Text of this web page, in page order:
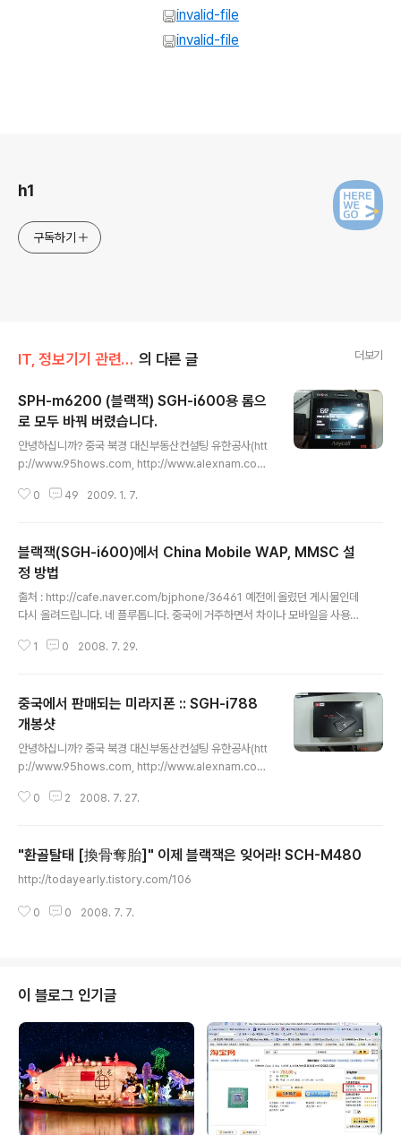
invalid-file
invalid-file
h1
구독하기
IT, 정보기기 관련/블랙잭, m6200 의 다른 글 더보기
SPH-m6200 (블랙잭) SGH-i600용 롬으
로 모두 바꿔 버렸습니다.
안녕하십니까? 중국 북경 대신부동산컨설팅 유한공사(htt
p://www.95hows.com, http://www.alexnam.com)
LL Inspiron 530S로 갈아 타면서, 데스크탑에 자연스럽
ce Center라는 놈으로 PDA와 싱크를 하더군요.,., 그런
데, 그 동안 잘 쓰던 제 블랙잭과 싱크가 안되는 것입니다.
아무리 인터넷을 뒤져봐도, 딱히 방법이 없고, 블랙잭를 하
드 리셋하던가, 비스타를 밀고 다시 깔던가 하면 알수 없는
이유에서 싱크가 되는 경우가 있다는 결론을 내렸습니다.
각 커뮤니티를 뒤져 보..
0 49 2009. 1. 7.
블랙잭(SGH-i600)에서 China Mobile WAP, MMSC 설
정 방법
출처 : http://cafe.naver.com/bjphone/36461 예전에 올렸던 게시물인데
다시 올려드립니다. 네 플루톱니다. 중국에 거주하면서 차이나 모바일을 사용하
첨부는 물론 동영상첨부까지 잘 되네요...^^ start->setting->connection-
cmwap user name -> wap passwork ->wap 설정끝. GPRS는 같은 메
뉴에서 Connect to 선택에서 The Internet Access Point ->cmnet ..
1 0 2008. 7. 29.
중국에서 판매되는 미라지폰 :: SGH-i788
개봉샷
안녕하십니까? 중국 북경 대신부동산컨설팅 유한공사(htt
p://www.95hows.com, http://www.alexnam.com)
초 블랙잭 모델(과거 블랙잭 I이나 블랙잭 II는 중국에서 정
간단한 개봉샷과 약 몇분 주물러 터쳐 본 느낌을 올립니다.
[박스 포장] 그냥 일반적인 삼성 핸드폰 박스와 별반 다른
샷] 블랙잭 I(SPH-m6200)과 다르게 옆구리에 통침(?) R
0 2 2008. 7. 27.
"환골탈태 [換骨奪胎]" 이제 블랙잭은 잊어라! SCH-M480
http://todayearly.tistory.com/106
0 0 2008. 7. 7.
이 블로그 인기글